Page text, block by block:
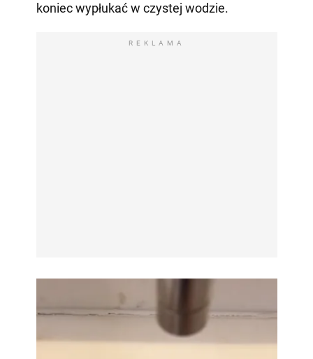
koniec wypłukać w czystej wodzie.
REKLAMA